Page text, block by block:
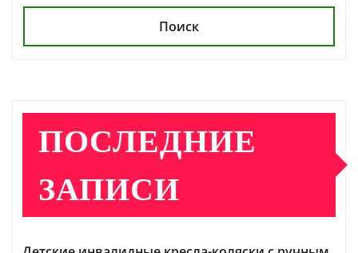
Поиск
ПОСЛЕДНИЕ
ЗАПИСИ